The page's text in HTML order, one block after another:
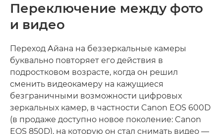
Переключение между фото
и видео
Переход Айана на беззеркальные камеры
буквально повторяет его действия в
подростковом возрасте, когда он решил
сменить видеокамеру на кажущиеся
безграничными возможности цифровых
зеркальных камер, в частности Canon EOS 600D
(в продаже доступно новое поколение: Canon
EOS 850D), на которую он стал снимать видео —